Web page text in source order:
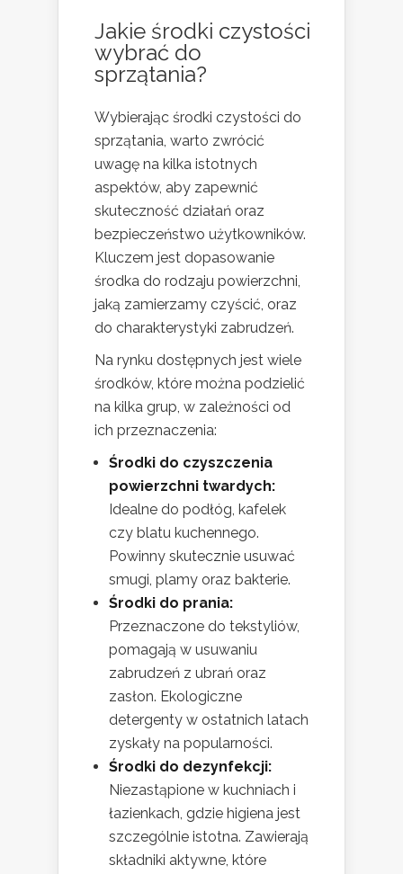
Jakie środki czystości
wybrać do
sprzątania?
Wybierając środki czystości do
sprzątania, warto zwrócić
uwagę na kilka istotnych
aspektów, aby zapewnić
skuteczność działań oraz
bezpieczeństwo użytkowników.
Kluczem jest dopasowanie
środka do rodzaju powierzchni,
jaką zamierzamy czyścić, oraz
do charakterystyki zabrudzeń.
Na rynku dostępnych jest wiele
środków, które można podzielić
na kilka grup, w zależności od
ich przeznaczenia:
Środki do czyszczenia
powierzchni twardych:
Idealne do podłóg, kafelek
czy blatu kuchennego.
Powinny skutecznie usuwać
smugi, plamy oraz bakterie.
Środki do prania:
Przeznaczone do tekstyliów,
pomagają w usuwaniu
zabrudzeń z ubrań oraz
zasłon. Ekologiczne
detergenty w ostatnich latach
zyskały na popularności.
Środki do dezynfekcji:
Niezastąpione w kuchniach i
łazienkach, gdzie higiena jest
szczególnie istotna. Zawierają
składniki aktywne, które